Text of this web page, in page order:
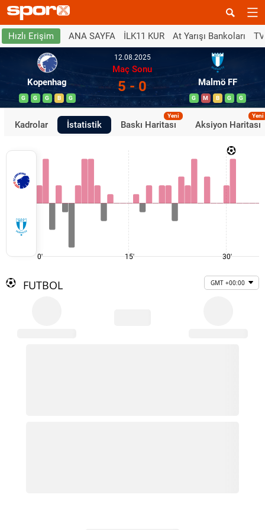
Hızlı Erişim ANA SAYFA İLK11 KUR At Yarışı Bankoları
Kopenhag
G G G B G
12.08.2025
Maç Sonu
5 - 0 Malmö FF
G M B G G
Kadrolar İstatistik Baskı Haritası
Yeni
Aksiyon Haritası
Yeni
0' 15' 30'
FUTBOL GMT +00:00